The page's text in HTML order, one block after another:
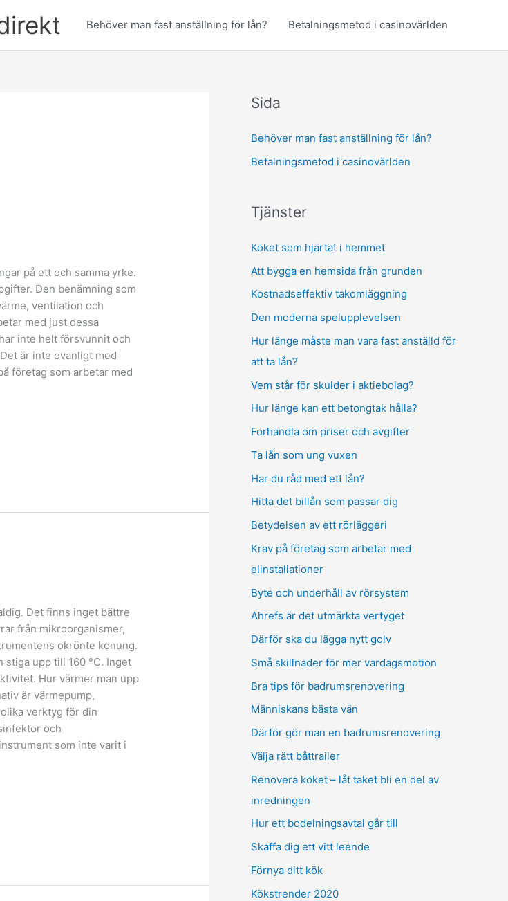
Behöver man fast anställning för lån? Betalningsmetod i casinovärlden
på ett och samma yrke.
Den benämning som
ventilation och
med just dessa
inte helt försvunnit och
är inte ovanligt med
företag som arbetar med
Det finns inget bättre
från mikroorganismer,
okrönte konung.
upp till 160 °C. Inget
Hur värmer man upp
är värmepump,
verktyg för din
och
som inte varit i
Sida
Behöver man fast anställning för lån?
Betalningsmetod i casinovärlden
Tjänster
Köket som hjärtat i hemmet
Att bygga en hemsida från grunden
Kostnadseffektiv takomläggning
Den moderna spelupplevelsen
Hur länge måste man vara fast anställd för
att ta lån?
Vem står för skulder i aktiebolag?
Hur länge kan ett betongtak hålla?
Förhandla om priser och avgifter
Ta lån som ung vuxen
Har du råd med ett lån?
Hitta det billån som passar dig
Betydelsen av ett rörläggeri
Krav på företag som arbetar med
elinstallationer
Byte och underhåll av rörsystem
Ahrefs är det utmärkta vertyget
Därför ska du lägga nytt golv
Små skillnader för mer vardagsmotion
Bra tips för badrumsrenovering
Människans bästa vän
Därför gör man en badrumsrenovering
Välja rätt båttrailer
Renovera köket – låt taket bli en del av
inredningen
Hur ett bodelningsavtal går till
Skaffa dig ett vitt leende
Förnya ditt kök
Kökstrender 2020